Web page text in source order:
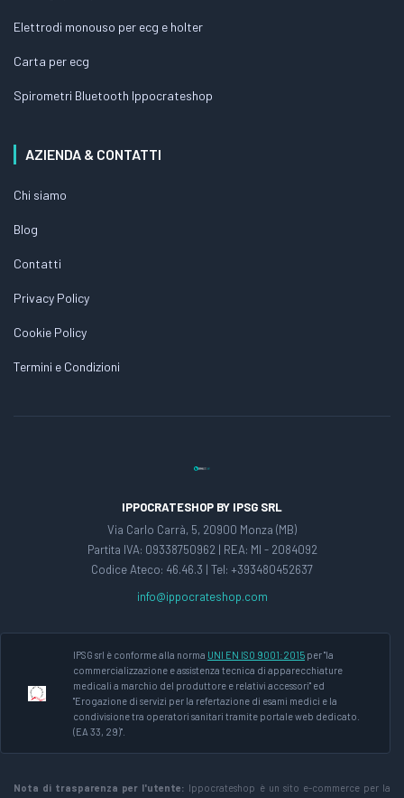
Elettrodi monouso per ecg e holter
Carta per ecg
Spirometri Bluetooth Ippocrateshop
AZIENDA & CONTATTI
Chi siamo
Blog
Contatti
Privacy Policy
Cookie Policy
Termini e Condizioni
IPPOCRATESHOP BY IPSG SRL
Via Carlo Carrà, 5, 20900 Monza (MB)
Partita IVA: 09338750962 | REA: MI - 2084092
Codice Ateco: 46.46.3 | Tel: +393480452637
info@ippocrateshop.com
IPSG srl è conforme alla norma UNI EN ISO 9001:2015 per "la
commercializzazione e assistenza tecnica di apparecchiature
medicali a marchio del produttore e relativi accessori" ed
"Erogazione di servizi per la refertazione di esami medici e la
condivisione tra operatori sanitari tramite portale web dedicato.
(EA 33, 29)".
Nota di trasparenza per l'utente: Ippocrateshop è un sito e-commerce per la